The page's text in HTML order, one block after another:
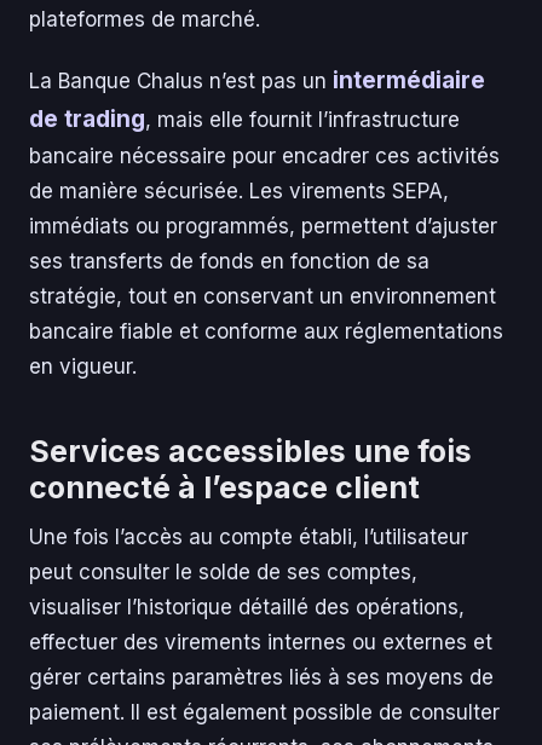
plateformes de marché.
La Banque Chalus n’est pas un intermédiaire
de trading, mais elle fournit l’infrastructure
bancaire nécessaire pour encadrer ces activités
de manière sécurisée. Les virements SEPA,
immédiats ou programmés, permettent d’ajuster
ses transferts de fonds en fonction de sa
stratégie, tout en conservant un environnement
bancaire fiable et conforme aux réglementations
en vigueur.
Services accessibles une fois
connecté à l’espace client
Une fois l’accès au compte établi, l’utilisateur
peut consulter le solde de ses comptes,
visualiser l’historique détaillé des opérations,
effectuer des virements internes ou externes et
gérer certains paramètres liés à ses moyens de
paiement. Il est également possible de consulter